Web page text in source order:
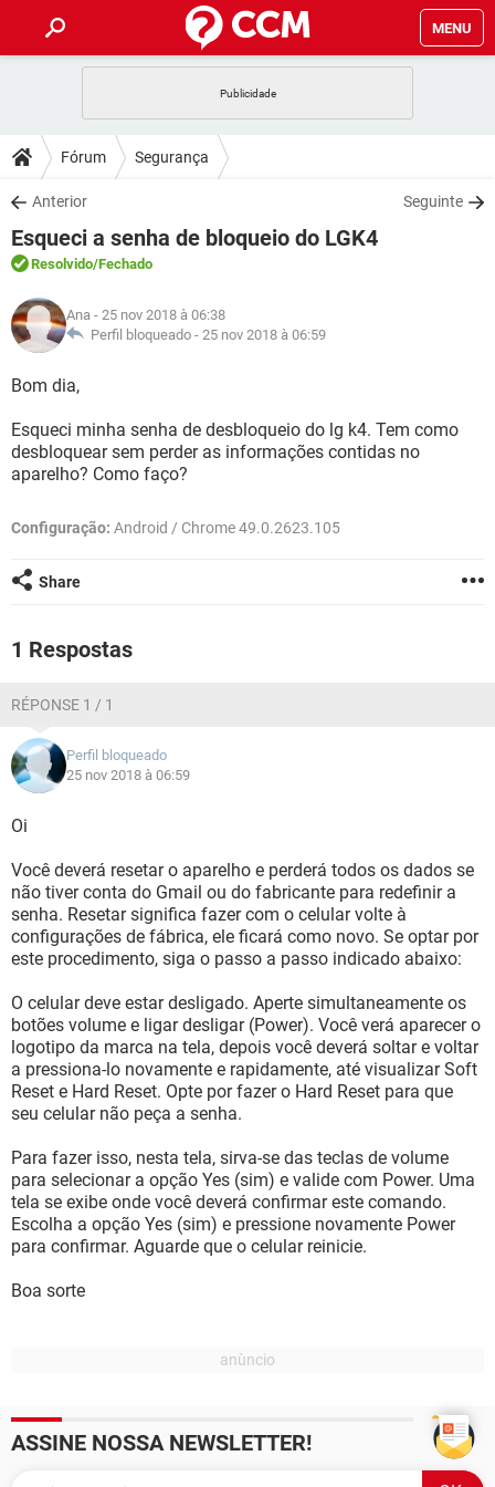
MENU
CELULAR
OUTLOOK
INSTAGRAM GMAIL
GUIA DE COMPRAS
DICAS
JOGOS
OUTLOOK
INSTAGRAM
GUIA DE COMPRAS
DOWNLOADS
JOGOS WHATSAPP
CELULAR
OUTLOOK
INSTAGRAM
GUIA DE COMPRAS
FÓRUM
JOGOS
CELULAR FACEBOOK
GUIA DE COMPRAS
GLOSSÁRIO
JOGOS
CELULAR
OUTLOOK EXCEL
INSTAGRAM GMAIL
Fórum Segurança
Anterior Seguinte
Esqueci a senha de bloqueio do LGK4
Resolvido/Fechado
Ana - 25 nov 2018 à 06:38
Perfil bloqueado - 25 nov 2018 à 06:59
Bom dia,
Esqueci minha senha de desbloqueio do lg k4. Tem como
desbloquear sem perder as informações contidas no
aparelho? Como faço?
Configuração: Android / Chrome 49.0.2623.105
Share
1 Respostas
RÉPONSE 1 / 1
Perfil bloqueado
25 nov 2018 à 06:59
Oi
Você deverá resetar o aparelho e perderá todos os dados se
não tiver conta do Gmail ou do fabricante para redefinir a
senha. Resetar significa fazer com o celular volte à
configurações de fábrica, ele ficará como novo. Se optar por
este procedimento, siga o passo a passo indicado abaixo:
O celular deve estar desligado. Aperte simultaneamente os
botões volume e ligar desligar (Power). Você verá aparecer o
logotipo da marca na tela, depois você deverá soltar e voltar
a pressiona-lo novamente e rapidamente, até visualizar Soft
Reset e Hard Reset. Opte por fazer o Hard Reset para que
seu celular não peça a senha.
Para fazer isso, nesta tela, sirva-se das teclas de volume
para selecionar a opção Yes (sim) e valide com Power. Uma
tela se exibe onde você deverá confirmar este comando.
Escolha a opção Yes (sim) e pressione novamente Power
para confirmar. Aguarde que o celular reinicie.
Boa sorte
ASSINE NOSSA NEWSLETTER!